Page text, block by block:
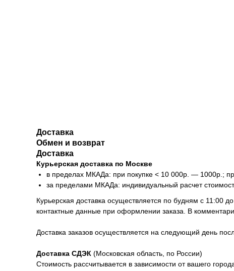
Доставка
Обмен и возврат
Доставка
Курьерская доставка по Москве
в пределах МКАДа: при покупке < 10 000р. — 1000р.;
за пределами МКАДа: индивидуальный расчет
Курьерская доставка осуществляется по будням с
контактные данные при оформлении заказа. В
Доставка заказов осуществляется на следующий день
Доставка СДЭК (Московская область, по России)
Стоимость рассчитывается в зависимости от вашего